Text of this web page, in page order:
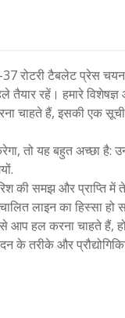
रोटरी टैबलेट प्रेस चयन
रहें। हमारे
चाहते हैं, इसकी एक
तो यह बहुत अच्छा
की समझ और प्राप्ति में
लाइन का हिस्सा
आप हल करना चाहते हैं,
के तरीके और